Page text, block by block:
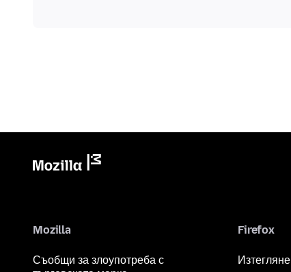
Mozilla
Съобщи за злоупотреба с
Firefox
Изтегляне